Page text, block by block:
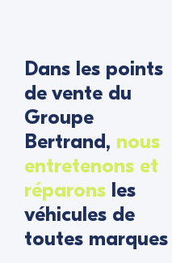
Dans les points
de vente du
Groupe
Bertrand, nous
entretenons et
réparons les
véhicules de
toutes marques